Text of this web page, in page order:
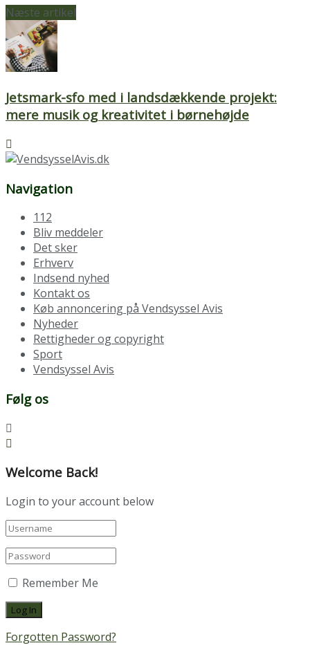
Næste artikel
Jetsmark-sfo med i landsdækkende projekt:
mere musik og kreativitet i børnehøjde
Navigation
112
Bliv meddeler
Det sker
Erhverv
Indsend nyhed
Kontakt os
Køb annoncering på Vendsyssel Avis
Nyheder
Rettigheder og copyright
Sport
Vendsyssel Avis
Følg os
Welcome Back!
Login to your account below
Remember Me
Forgotten Password?